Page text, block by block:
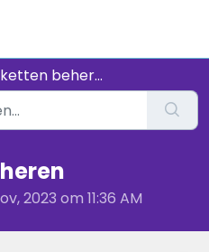
beheren
2023 om 11:36 AM